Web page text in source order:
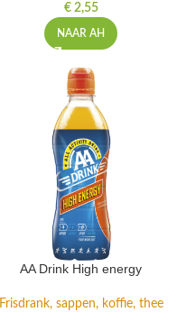
€2,55
NAAR AH
AA Drink High energy
Frisdrank, sappen, koffie, thee